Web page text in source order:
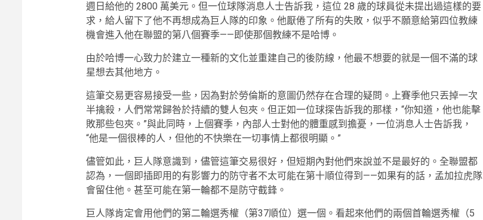
週日給他的 2800 萬美元。但一位球隊消息人士告訴我，這位 28 歲的球員從未提出過這樣的要
求，給人留下了他不再想成為巨人隊的印象。他厭倦了所有的失敗，似乎不願意給第四位教練
機會進入他在聯盟的第八個賽季——即使那個教練不是哈博。
由於哈博一心致力於建立一種新的文化並重建自己的後防線，他最不想要的就是一個不滿的球
星想去其他地方。
這筆交易更容易接受一些，因為對於勞倫斯的意圖仍然存在合理的疑問。上賽季他只丟掉一次
半擒殺，人們常常歸咎於持續的雙人包夾。但正如一位球探告訴我的那樣，“你知道，他也能擊
敗那些包夾。”與此同時，上個賽季，內部人士對他的體重感到擔憂，一位消息人士告訴我，
“他是一個很棒的人，但他的不快樂在一切事情上都很明顯。”
儘管如此，巨人隊意識到，儘管這筆交易很好，但短期內對他們來說並不是最好的。全聯盟都
認為，一個即插即用的有影響力的防守者不太可能在第十順位得到——如果有的話，孟加拉虎隊
會留住他。甚至可能在第一輪都不是防守截鋒。
巨人隊肯定會用他們的第二輪選秀權（第37順位）選一個。看起來他們的兩個首輪選秀權（5